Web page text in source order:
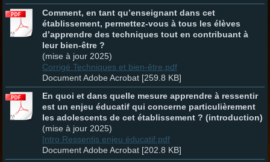
Comment, en tant qu’enseignant dans cet
établissement, permettez-vous à tous les élèves
d’apprendre des techniques tout en contribuant à
leur bien-être ?
(mise à jour 2025)
Corrigé Techniques et bien-être.pdf
Document Adobe Acrobat [259.8 KB]
En quoi et dans quelle mesure apprendre à ressentir
est un enjeu éducatif qui concerne particulièrement
les adolescents de cet établissement ? (introduction)
(mise à jour 2025)
Intro Ressentis enjeu éducatif.pdf
Document Adobe Acrobat [202.8 KB]